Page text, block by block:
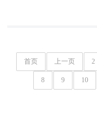
首页 上一页 2
8 9 10